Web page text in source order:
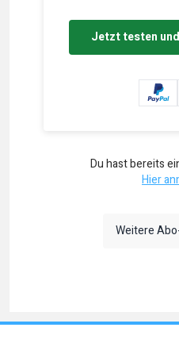
Jetzt testen
Du hast bereits
Hier
Weitere